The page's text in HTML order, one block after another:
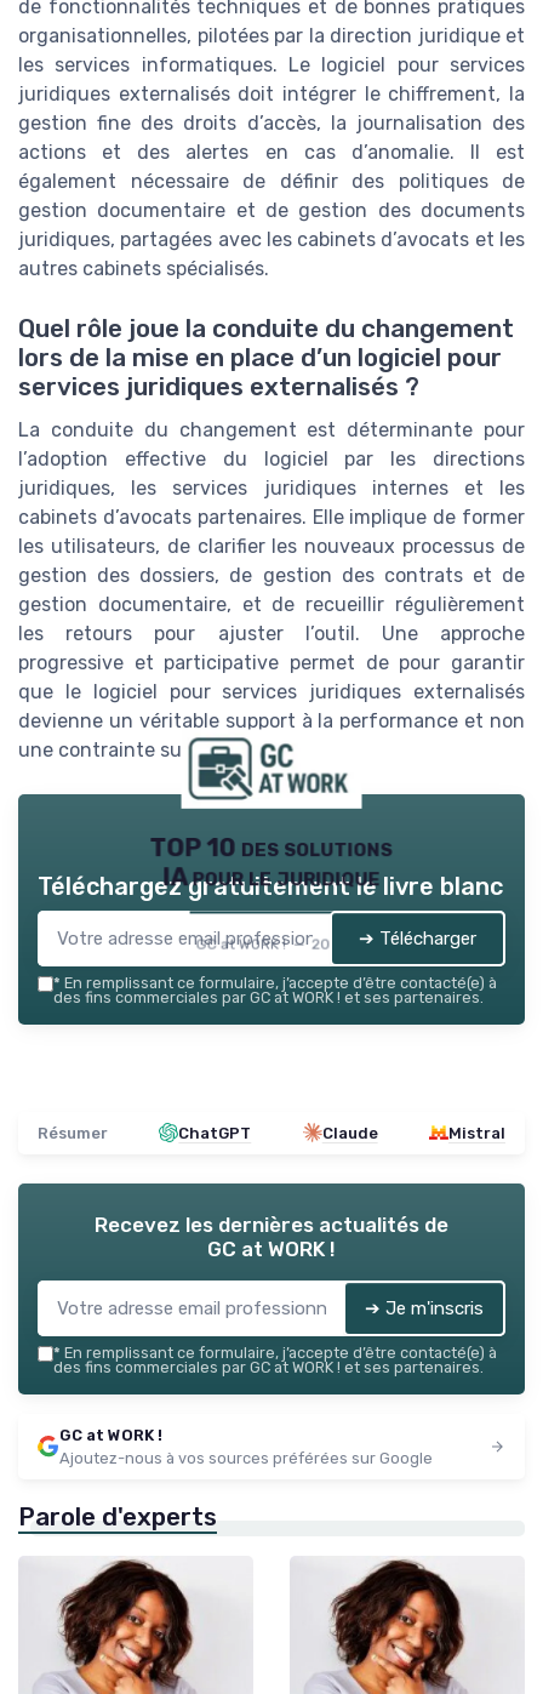
de fonctionnalités techniques et de bonnes pratiques
organisationnelles, pilotées par la direction juridique et
les services informatiques. Le logiciel pour services
juridiques externalisés doit intégrer le chiffrement, la
gestion fine des droits d’accès, la journalisation des
actions et des alertes en cas d’anomalie. Il est
également nécessaire de définir des politiques de
gestion documentaire et de gestion des documents
juridiques, partagées avec les cabinets d’avocats et les
autres cabinets spécialisés.
Quel rôle joue la conduite du changement
lors de la mise en place d’un logiciel pour
services juridiques externalisés ?
La conduite du changement est déterminante pour
l’adoption effective du logiciel par les directions
juridiques, les services juridiques internes et les
cabinets d’avocats partenaires. Elle implique de former
les utilisateurs, de clarifier les nouveaux processus de
gestion des dossiers, de gestion des contrats et de
gestion documentaire, et de recueillir régulièrement
les retours pour ajuster l’outil. Une approche
progressive et participative permet de pour garantir
que le logiciel pour services juridiques externalisés
devienne un véritable support à la performance et non
une contrainte supplémentaire.
TOP 10 des solutions
IA pour le juridique
GC at WORK ! — 2026
Téléchargez gratuitement le livre blanc
➔ Télécharger
* En remplissant ce formulaire, j’accepte d’être contacté(e) à
des fins commerciales par GC at WORK ! et ses partenaires.
Résumer ChatGPT Claude Mistral
Recevez les dernières actualités de
GC at WORK !
➔ Je m'inscris
* En remplissant ce formulaire, j’accepte d’être contacté(e) à
des fins commerciales par GC at WORK ! et ses partenaires.
GC at WORK !
Ajoutez-nous à vos sources préférées sur Google
Parole d'experts